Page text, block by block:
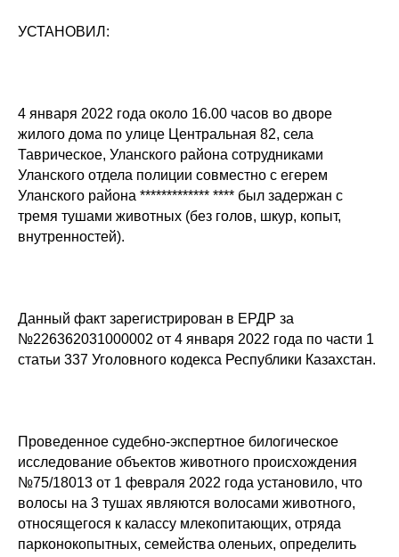
УСТАНОВИЛ:
4 января 2022 года около 16.00 часов во дворе
жилого дома по улице Центральная 82, села
Таврическое, Уланского района сотрудниками
Уланского отдела полиции совместно с егерем
Уланского района ************* **** был задержан с
тремя тушами животных (без голов, шкур, копыт,
внутренностей).
Данный факт зарегистрирован в ЕРДР за
№226362031000002 от 4 января 2022 года по части 1
статьи 337 Уголовного кодекса Республики Казахстан.
Проведенное судебно-экспертное билогическое
исследование объектов животного происхождения
№75/18013 от 1 февраля 2022 года установило, что
волосы на 3 тушах являются волосами животного,
относящегося к калассу млекопитающих, отряда
парконокопытных, семейства оленьих, определить